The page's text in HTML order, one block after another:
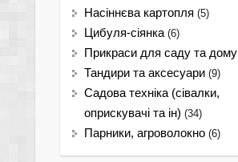
Насіннєва картопля (5)
Цибуля-сіянка (6)
Прикраси для саду та дому
Тандири та аксесуари (9)
Садова техніка (сівалки,
оприскувачі та ін) (34)
Парники, агроволокно (6)